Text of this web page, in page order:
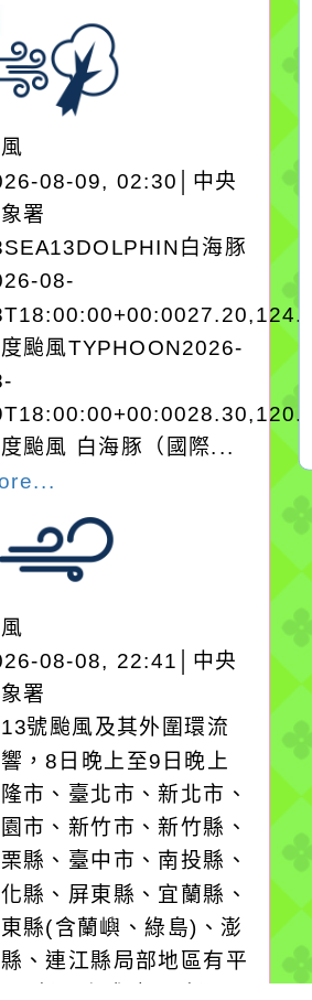
08-09, 02:30│中央
署
白海豚
08-
颱風TYPHOON2026-
颱風 白海豚（國際...
08-08, 22:41│中央
署
號颱風及其外圍環流
，8日晚上至9日晚上
市、臺北市、新北市、
市、新竹市、新竹縣、
縣、臺中市、南投縣、
縣、屏東縣、宜蘭縣、
縣(含蘭嶼、綠島)、澎
、連江縣局部地區有平
作者：網路小語
一杯清水因滴入一滴污
在而變清澈。